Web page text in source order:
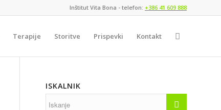
Inštitut Vita Bona - telefon: +386 41 609 888
Terapije Storitve Prispevki Kontakt
ISKALNIK